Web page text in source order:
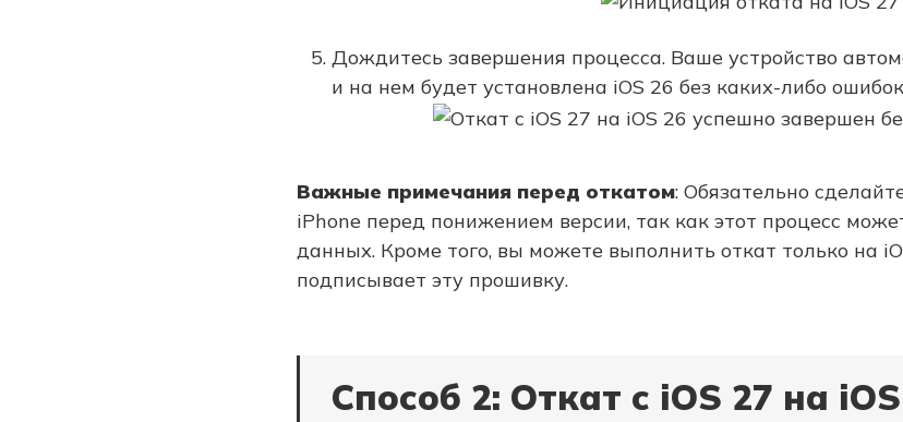
Дождитесь завершения процесса. Ваше устройство
и на нем будет установлена iOS 26 без каких-либо
Важные примечания перед откатом: Обязательно
iPhone перед понижением версии, так как этот процесс
данных. Кроме того, вы можете выполнить откат только на
подписывает эту прошивку.
Способ 2: Откат с iOS 27 на